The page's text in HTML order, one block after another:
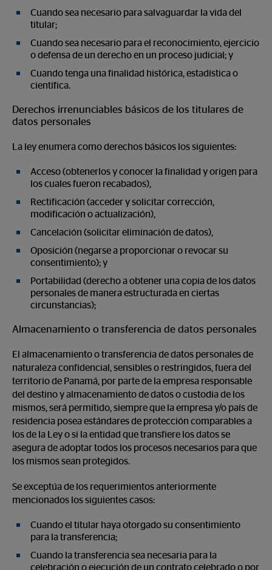
Cuando sea necesario para salvaguardar la vida del
titular;
Cuando sea necesario para el reconocimiento, ejercicio
o defensa de un derecho en un proceso judicial; y
Cuando tenga una finalidad histórica, estadística o
científica.
Derechos irrenunciables básicos de los titulares de
datos personales
La ley enumera como derechos básicos los siguientes:
Acceso (obtenerlos y conocer la finalidad y origen para
los cuales fueron recabados),
Rectificación (acceder y solicitar corrección,
modificación o actualización),
Cancelación (solicitar eliminación de datos),
Oposición (negarse a proporcionar o revocar su
consentimiento); y
Portabilidad (derecho a obtener una copia de los datos
personales de manera estructurada en ciertas
circunstancias);
Almacenamiento o transferencia de datos personales
El almacenamiento o transferencia de datos personales de
naturaleza confidencial, sensibles o restringidos, fuera del
territorio de Panamá, por parte de la empresa responsable
del destino y almacenamiento de datos o custodia de los
mismos, será permitido, siempre que la empresa y/o país de
residencia posea estándares de protección comparables a
los de la Ley o si la entidad que transfiere los datos se
asegura de adoptar todos los procesos necesarios para que
los mismos sean protegidos.
Se exceptúa de los requerimientos anteriormente
mencionados los siguientes casos:
Cuando el titular haya otorgado su consentimiento
para la transferencia;
Cuando la transferencia sea necesaria para la
celebración o ejecución de un contrato celebrado o por